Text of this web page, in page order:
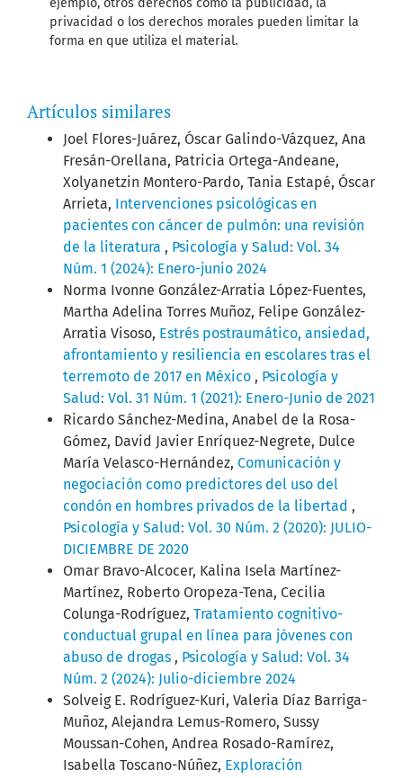
ejemplo, otros derechos como la publicidad, la
privacidad o los derechos morales pueden limitar la
forma en que utiliza el material.
Artículos similares
Joel Flores-Juárez, Óscar Galindo-Vázquez, Ana
Fresán-Orellana, Patricia Ortega-Andeane,
Xolyanetzin Montero-Pardo, Tania Estapé, Óscar
Arrieta, Intervenciones psicológicas en
pacientes con cáncer de pulmón: una revisión
de la literatura , Psicología y Salud: Vol. 34
Núm. 1 (2024): Enero-junio 2024
Norma Ivonne González-Arratia López-Fuentes,
Martha Adelina Torres Muñoz, Felipe González-
Arratia Visoso, Estrés postraumático, ansiedad,
afrontamiento y resiliencia en escolares tras el
terremoto de 2017 en México , Psicología y
Salud: Vol. 31 Núm. 1 (2021): Enero-Junio de 2021
Ricardo Sánchez-Medina, Anabel de la Rosa-
Gómez, David Javier Enríquez-Negrete, Dulce
María Velasco-Hernández, Comunicación y
negociación como predictores del uso del
condón en hombres privados de la libertad ,
Psicología y Salud: Vol. 30 Núm. 2 (2020): JULIO-
DICIEMBRE DE 2020
Omar Bravo-Alcocer, Kalina Isela Martínez-
Martínez, Roberto Oropeza-Tena, Cecilia
Colunga-Rodríguez, Tratamiento cognitivo-
conductual grupal en línea para jóvenes con
abuso de drogas , Psicología y Salud: Vol. 34
Núm. 2 (2024): Julio-diciembre 2024
Solveig E. Rodríguez-Kuri, Valeria Díaz Barriga-
Muñoz, Alejandra Lemus-Romero, Sussy
Moussan-Cohen, Andrea Rosado-Ramírez,
Isabella Toscano-Núñez, Exploración